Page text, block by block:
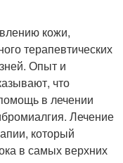
кожи,
терапевтических
Опыт и
что
в лечении
Лечение
который
в самых верхних